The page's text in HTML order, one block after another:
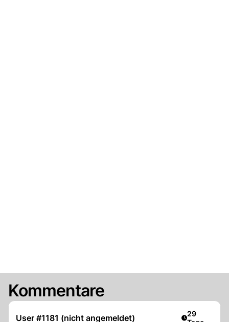
Kommentare
User #1181 (nicht angemeldet) Artikel
29